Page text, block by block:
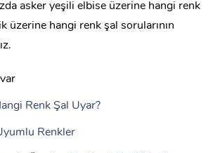
asker yeşili elbise üzerine hangi renk
üzerine hangi renk şal sorularının
Renk Şal Uyar?
Renkler